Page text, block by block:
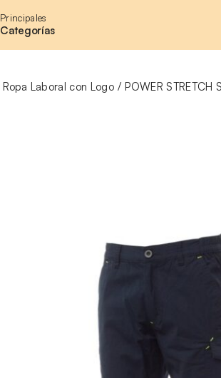
Principales
Categorías
Ropa Laboral con Logo POWER STRETCH